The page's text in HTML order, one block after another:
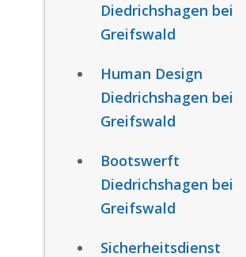
Diedrichshagen bei
Greifswald
Human Design
Diedrichshagen bei
Greifswald
Bootswerft
Diedrichshagen bei
Greifswald
Sicherheitsdienst